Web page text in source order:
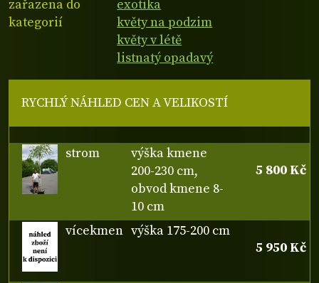
zařazena do
kategorií
exotika
květy na podzim
květy v létě
listnatý opadavý
RYCHLÝ NÁHLED CEN A VELIKOSTÍ
strom
výška kmene
200-230 cm,
obvod kmene 8-
10 cm
5 800 Kč
vícekmen výška 175-200 cm
5 950 Kč